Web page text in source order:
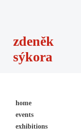
zdeněk
sýkora
home
events
exhibitions